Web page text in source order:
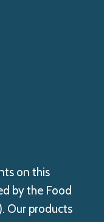
on this
by the Food
Our products